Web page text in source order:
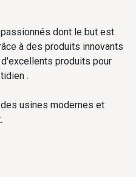
dont le but est
à des produits innovants
produits pour
.
usines modernes et